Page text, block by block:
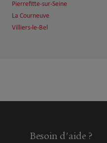
10.51 km
31 Boulevard
Pierrefitte-sur-Seine
La Courneuve
Villiers-le-Bel
Besoin d'aide ?